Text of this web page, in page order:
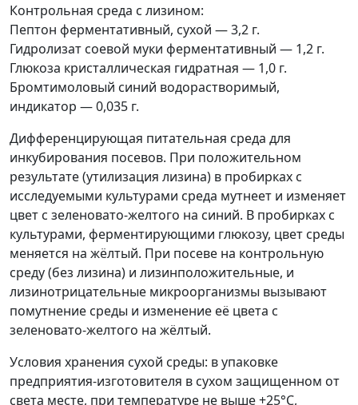
Контрольная среда с лизином:
Пептон ферментативный, сухой — 3,2 г.
Гидролизат соевой муки ферментативный — 1,2 г.
Глюкоза кристаллическая гидратная — 1,0 г.
Бромтимоловый синий водорастворимый,
индикатор — 0,035 г.
Дифференцирующая питательная среда для
инкубирования посевов. При положительном
результате (утилизация лизина) в пробирках с
исследуемыми культурами среда мутнеет и изменяет
цвет с зеленовато-желтого на синий. В пробирках с
культурами, ферментирующими глюкозу, цвет среды
меняется на жёлтый. При посеве на контрольную
среду (без лизина) и лизинположительные, и
лизинотрицательные микроорганизмы вызывают
помутнение среды и изменение её цвета с
зеленовато-желтого на жёлтый.
Условия хранения сухой среды: в упаковке
предприятия-изготовителя в сухом защищенном от
света месте, при температуре не выше +25°C,